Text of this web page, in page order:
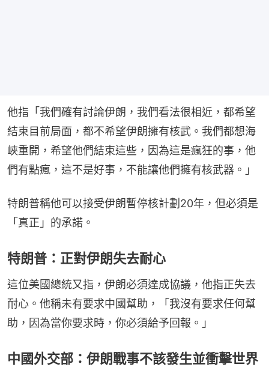
他指「我們確有討論伊朗，我們看法很相近，都希望
結束目前局面，都不希望伊朗擁有核武。我們都想海
峽重開，希望他們結束這些，因為這是瘋狂的事，他
們有點瘋，這不是好事，不能讓他們擁有核武器。」
特朗普稱他可以接受伊朗暫停核計劃20年，但必須是
「真正」的承諾。
特朗普：正對伊朗失去耐心
這位美國總統又指，伊朗必須達成協議，他指正失去
耐心。他稱未有要求中國幫助，「我沒有要求任何幫
助，因為當你要求時，你必須給予回報。」
中國外交部：伊朗戰事不該發生並衝擊世界